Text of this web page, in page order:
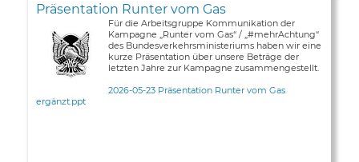
Präsentation Runter vom Gas
Für die Arbeitsgruppe Kommunikation der
Kampagne „Runter vom Gas“ / „#mehrAchtung“
des Bundesverkehrsministeriums haben wir eine
kurze Präsentation über unsere Beträge der
letzten Jahre zur Kampagne zusammengestellt.
2026-05-23 Präsentation Runter vom Gas
ergänzt.ppt